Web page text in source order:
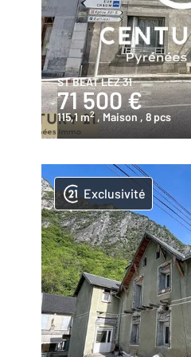
ST BEAT LEZ 31
71 500 €
115,1 m2 , Maison , 8 pcs
Exclusivité